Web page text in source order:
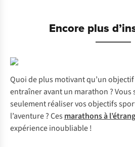
Encore plus
Quoi de plus motivant qu’un
entraîner avant un marathon ? Vous
seulement réaliser vos objectifs
l’aventure ? Ces marathons à
expérience inoubliable !